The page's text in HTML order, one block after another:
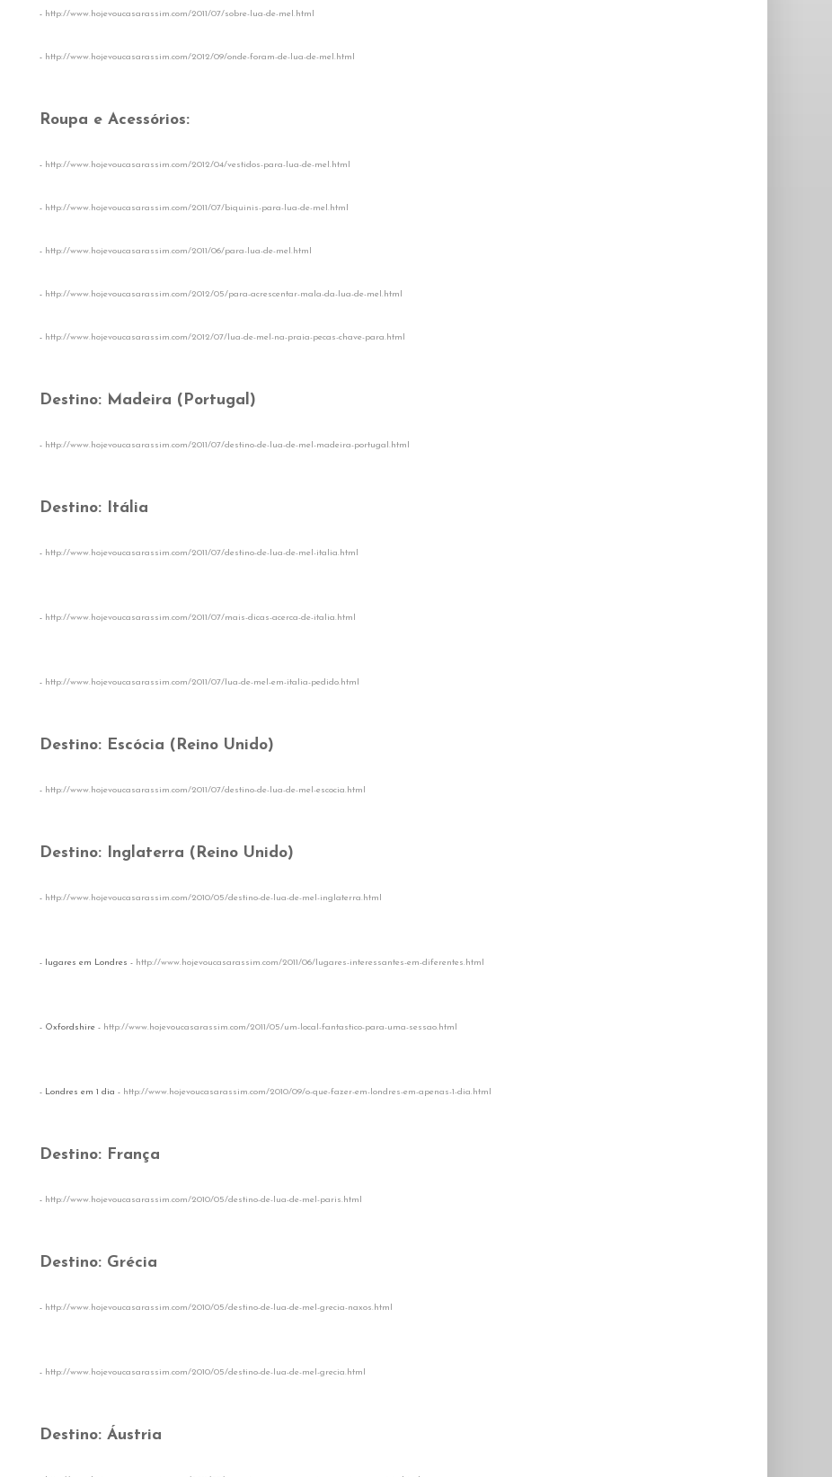
- http://www.hojevoucasarassim.com/2011/07/sobre-lua-de-mel.html
- http://www.hojevoucasarassim.com/2012/09/onde-foram-de-lua-de-mel.html
Roupa e Acessórios:
- http://www.hojevoucasarassim.com/2012/04/vestidos-para-lua-de-mel.html
- http://www.hojevoucasarassim.com/2011/07/biquinis-para-lua-de-mel.html
- http://www.hojevoucasarassim.com/2011/06/para-lua-de-mel.html
- http://www.hojevoucasarassim.com/2012/05/para-acrescentar-mala-da-lua-de-mel.html
- http://www.hojevoucasarassim.com/2012/07/lua-de-mel-na-praia-pecas-chave-para.html
Destino: Madeira (Portugal)
- http://www.hojevoucasarassim.com/2011/07/destino-de-lua-de-mel-madeira-portugal.html
Destino: Itália
- http://www.hojevoucasarassim.com/2011/07/destino-de-lua-de-mel-italia.html
- http://www.hojevoucasarassim.com/2011/07/mais-dicas-acerca-de-italia.html
- http://www.hojevoucasarassim.com/2011/07/lua-de-mel-em-italia-pedido.html
Destino: Escócia (Reino Unido)
- http://www.hojevoucasarassim.com/2011/07/destino-de-lua-de-mel-escocia.html
Destino: Inglaterra (Reino Unido)
- http://www.hojevoucasarassim.com/2010/05/destino-de-lua-de-mel-inglaterra.html
- lugares em Londres - http://www.hojevoucasarassim.com/2011/06/lugares-interessantes-em-diferentes.html
- Oxfordshire - http://www.hojevoucasarassim.com/2011/05/um-local-fantastico-para-uma-sessao.html
- Londres em 1 dia - http://www.hojevoucasarassim.com/2010/09/o-que-fazer-em-londres-em-apenas-1-dia.html
Destino: França
- http://www.hojevoucasarassim.com/2010/05/destino-de-lua-de-mel-paris.html
Destino: Grécia
- http://www.hojevoucasarassim.com/2010/05/destino-de-lua-de-mel-grecia-naxos.html
- http://www.hojevoucasarassim.com/2010/05/destino-de-lua-de-mel-grecia.html
Destino: Áustria